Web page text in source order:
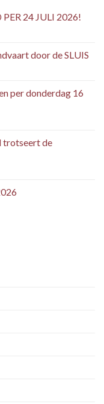
PER 24 JULI 2026!
door de SLUIS
per donderdag 16
trotseert de